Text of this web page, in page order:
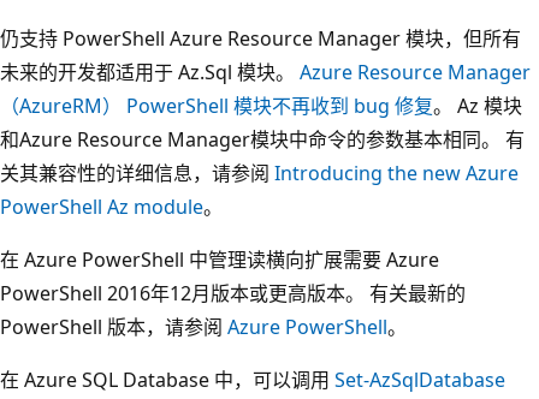
仍支持 PowerShell Azure Resource Manager 模块，但所有
未来的开发都适用于 Az.Sql 模块。 Azure Resource Manager
（AzureRM） PowerShell 模块不再收到 bug 修复。 Az 模块
和Azure Resource Manager模块中命令的参数基本相同。 有
关其兼容性的详细信息，请参阅 Introducing the new Azure
PowerShell Az module。
在 Azure PowerShell 中管理读横向扩展需要 Azure
PowerShell 2016年12月版本或更高版本。 有关最新的
PowerShell 版本，请参阅 Azure PowerShell。
在 Azure SQL Database 中，可以调用 Set-AzSqlDatabase